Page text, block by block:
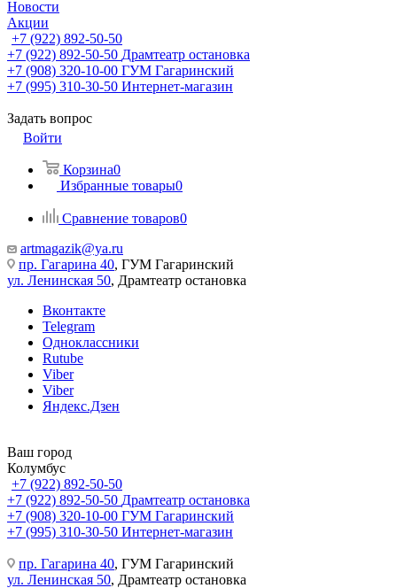
Новости
Акции
+7 (922) 892-50-50
+7 (922) 892-50-50 Драмтеатр остановка
+7 (908) 320-10-00 ГУМ Гагаринский
+7 (995) 310-30-50 Интернет-магазин
Задать вопрос
Войти
Корзина0
Избранные товары0
Сравнение товаров0
artmagazik@ya.ru
пр. Гагарина 40, ГУМ Гагаринский
ул. Ленинская 50, Драмтеатр остановка
Вконтакте
Telegram
Одноклассники
Rutube
Viber
Viber
Яндекс.Дзен
Ваш город
Колумбус
+7 (922) 892-50-50
+7 (922) 892-50-50 Драмтеатр остановка
+7 (908) 320-10-00 ГУМ Гагаринский
+7 (995) 310-30-50 Интернет-магазин
пр. Гагарина 40, ГУМ Гагаринский
ул. Ленинская 50, Драмтеатр остановка